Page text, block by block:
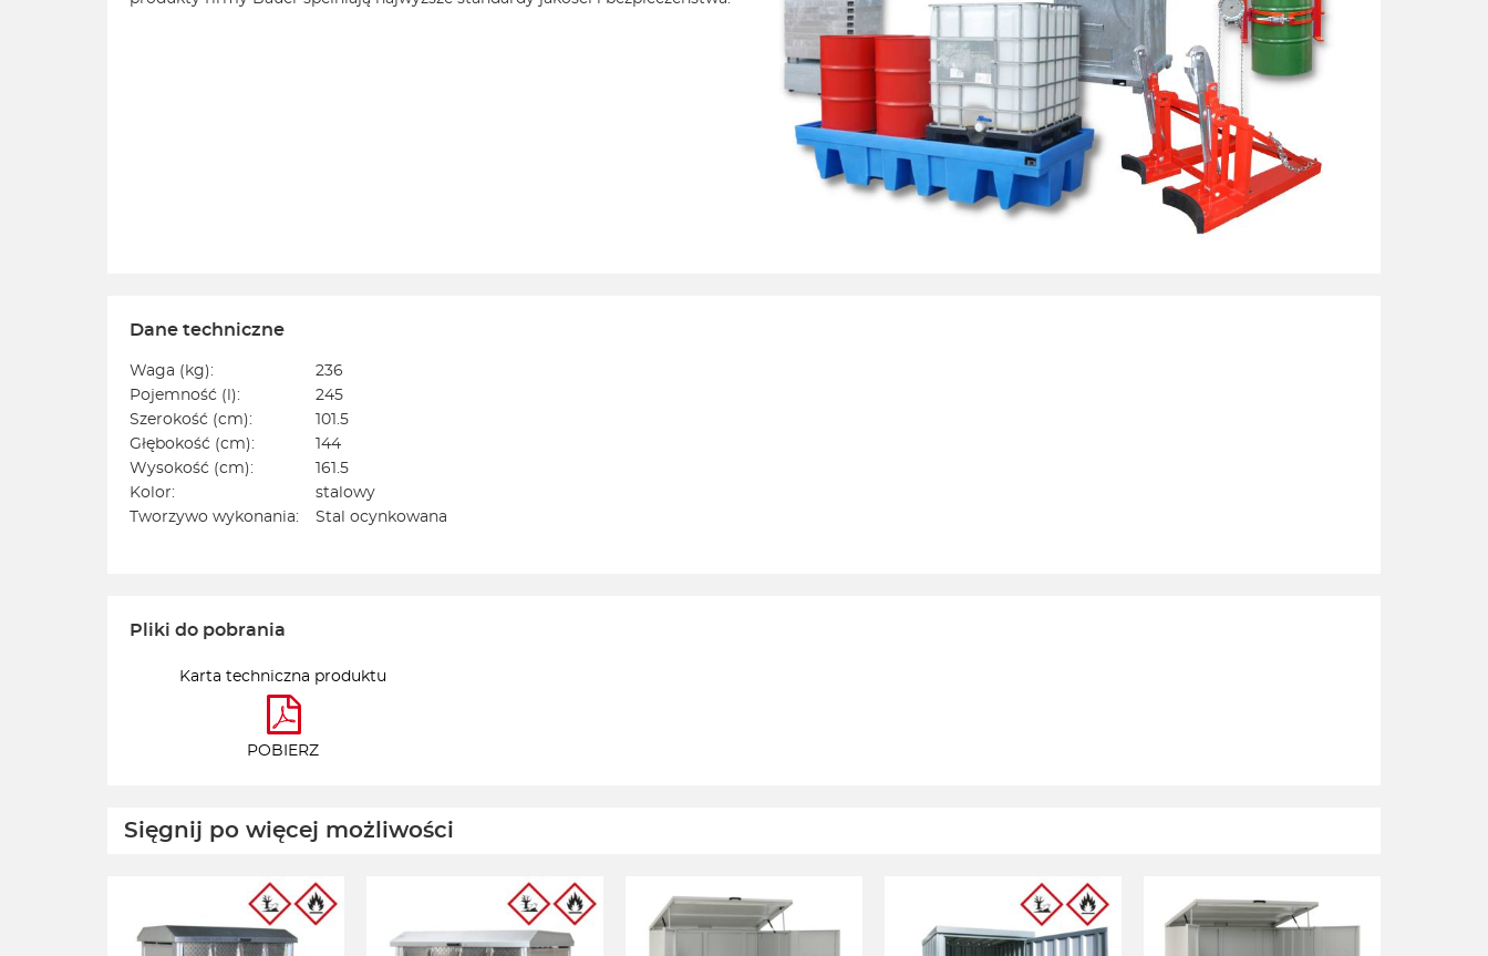
Dane techniczne
Waga (kg):
236
Pojemność (l):
245
Szerokość (cm):
101.5
Głębokość (cm):
144
Wysokość (cm):
161.5
Kolor:
stalowy
Tworzywo wykonania:
Stal ocynkowana
Pliki do pobrania
Karta techniczna produktu
POBIERZ
Sięgnij po więcej możliwości